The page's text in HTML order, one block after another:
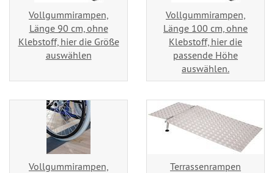
Vollgummirampen,
Länge 90 cm, ohne
Klebstoff, hier die Größe
auswählen
Vollgummirampen,
Länge 100 cm, ohne
Klebstoff, hier die
passende Höhe
auswählen.
Vollgummirampen,
Terrassenrampen